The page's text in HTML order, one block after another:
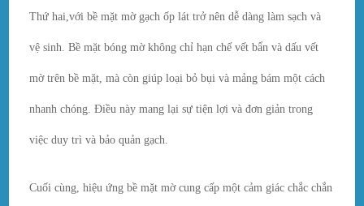
Thứ hai,với bề mặt mờ gạch ốp lát trở nên dễ dàng làm sạch và
vệ sinh. Bề mặt bóng mờ không chỉ hạn chế vết bẩn và dấu vết
mờ trên bề mặt, mà còn giúp loại bỏ bụi và mảng bám một cách
nhanh chóng. Điều này mang lại sự tiện lợi và đơn giản trong
việc duy trì và bảo quản gạch.
Cuối cùng, hiệu ứng bề mặt mờ cung cấp một cảm giác chắc chắn